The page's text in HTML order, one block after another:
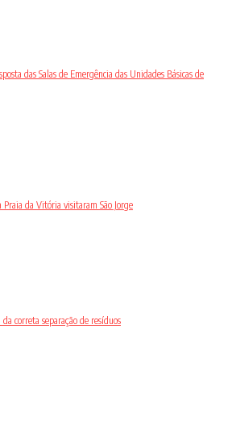
das Salas de Emergência das Unidades Básicas de
Praia da Vitória visitaram São Jorge
correta separação de resíduos